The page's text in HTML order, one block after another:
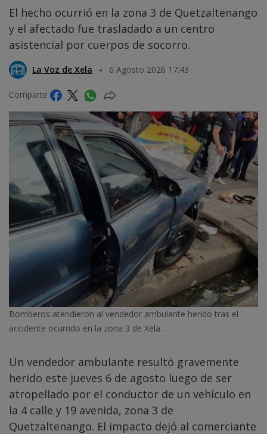
El hecho ocurrió en la zona 3 de Quetzaltenango
y el afectado fue trasladado a un centro
asistencial por cuerpos de socorro.
La Voz de Xela 6 Agosto 2026 17:43
Comparte
Bomberos atendieron al vendedor ambulante herido tras el
accidente ocurrido en la zona 3 de Xela.
Un vendedor ambulante resultó gravemente
herido este jueves 6 de agosto luego de ser
atropellado por el conductor de un vehículo en
la 4 calle y 19 avenida, zona 3 de
Quetzaltenango. El impacto dejó al comerciante